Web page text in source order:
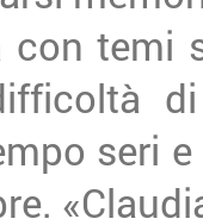
con temi
seri